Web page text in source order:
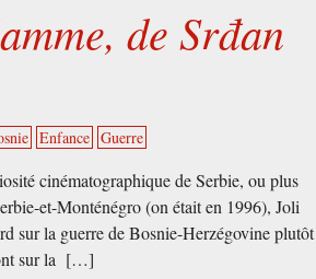
de Srđan
Enfance Guerre
cinématographique de Serbie, ou plus
et-Monténégro (on était en 1996), Joli
sur la guerre de Bosnie-Herzégovine plutôt
sur la […]